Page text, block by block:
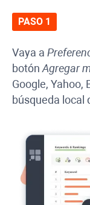
PASO 1
Vaya a
botónAgregar
Google, Yahoo,
búsqueda local